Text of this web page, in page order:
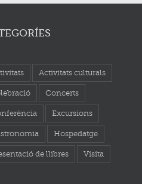
Activitats culturals
Concerts
Excursions
Hospedatge
de llibres Visita